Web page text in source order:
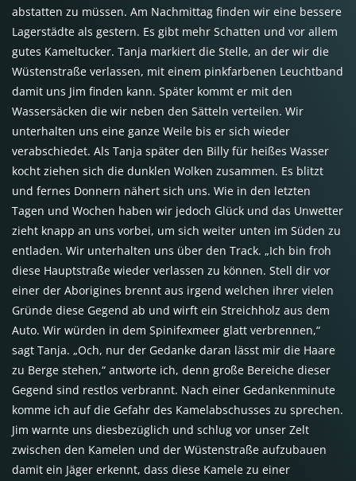
abstatten zu müssen. Am Nachmittag finden wir eine bessere
Lagerstädte als gestern. Es gibt mehr Schatten und vor allem
gutes Kameltucker. Tanja markiert die Stelle, an der wir die
Wüstenstraße verlassen, mit einem pinkfarbenen Leuchtband
damit uns Jim finden kann. Später kommt er mit den
Wassersäcken die wir neben den Sätteln verteilen. Wir
unterhalten uns eine ganze Weile bis er sich wieder
verabschiedet. Als Tanja später den Billy für heißes Wasser
kocht ziehen sich die dunklen Wolken zusammen. Es blitzt
und fernes Donnern nähert sich uns. Wie in den letzten
Tagen und Wochen haben wir jedoch Glück und das Unwetter
zieht knapp an uns vorbei, um sich weiter unten im Süden zu
entladen. Wir unterhalten uns über den Track. „Ich bin froh
diese Hauptstraße wieder verlassen zu können. Stell dir vor
einer der Aborigines brennt aus irgend welchen ihrer vielen
Gründe diese Gegend ab und wirft ein Streichholz aus dem
Auto. Wir würden in dem Spinifexmeer glatt verbrennen,“
sagt Tanja. „Och, nur der Gedanke daran lässt mir die Haare
zu Berge stehen,“ antworte ich, denn große Bereiche dieser
Gegend sind restlos verbrannt. Nach einer Gedankenminute
komme ich auf die Gefahr des Kamelabschusses zu sprechen.
Jim warnte uns diesbezüglich und schlug vor unser Zelt
zwischen den Kamelen und der Wüstenstraße aufzubauen
damit ein Jäger erkennt, dass diese Kamele zu einer